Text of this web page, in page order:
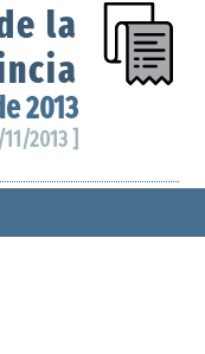
la
2013
2013 ]